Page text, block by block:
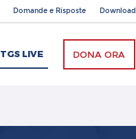
Domande e Risposte Download
TGS LIVE DONA ORA